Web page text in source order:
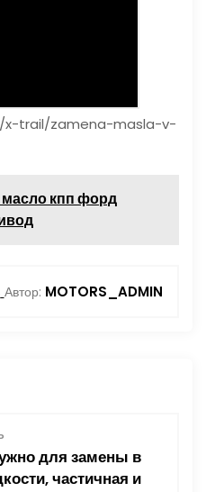
x-trail/zamena-masla-v-
масло кпп форд
Автор: MOTORS_ADMIN
для замены в
частичная и